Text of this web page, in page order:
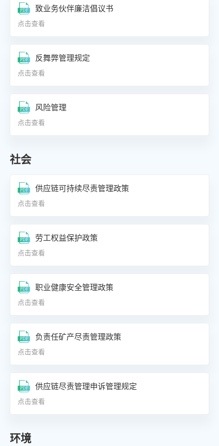
致业务伙伴廉洁倡议书
点击查看
反舞弊管理规定
点击查看
风险管理
点击查看
社会
供应链可持续尽责管理政策
点击查看
劳工权益保护政策
点击查看
职业健康安全管理政策
点击查看
负责任矿产尽责管理政策
点击查看
供应链尽责管理申诉管理规定
点击查看
环境